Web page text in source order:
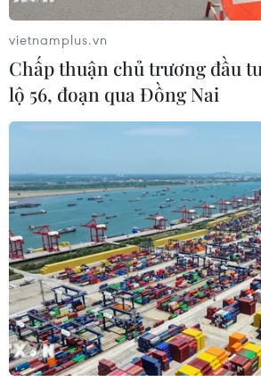
hay yêu cầu Ankara chấm dứt
cảm này.
Tại cuộc họp được tiến hành
Pháp, quan chức phụ trách hoạt
của Liên hợp quốc, ông Mark
báo về kết quả chuyến công tác
tới Syria.
Ngoài ra, các nước thành viên
cuộc tấn công gần đây nhất của
cũng như chiến dịch tại Idlib
Syria.
[Thổ Nhĩ Kỳ khẳng định
vietnamplus.vn
Chấp thuận chủ trương đầu
lộ 56, đoạn qua Đồng Nai